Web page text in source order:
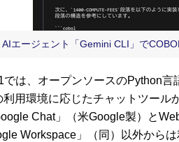
AIエージェント「Gemini CLI」で
は、オープンソースのPython言
利用環境に応じたチャットツール
Chat」（米Google製）と
Workspace」（同）以外からは